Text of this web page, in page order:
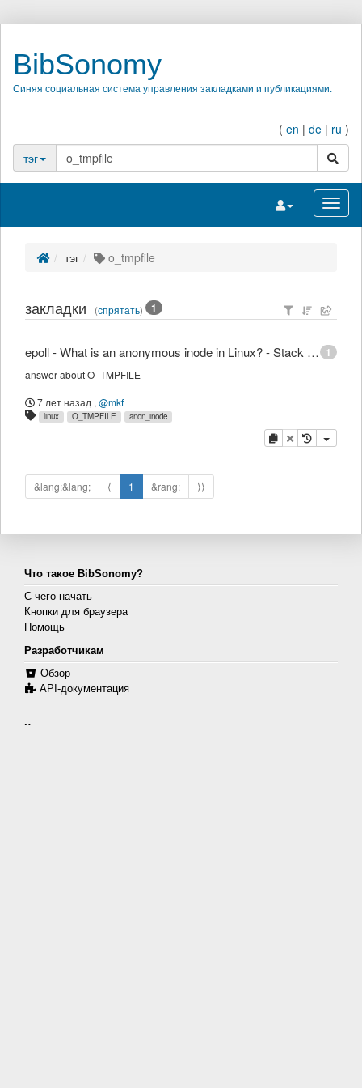
BibSonomy
Синяя социальная система управления закладками и публикациями.
( en | de | ru )
тэг
поиск
Переключить
тэг o_tmpfile
закладки (спрятать) 1
1
epoll - What is an anonymous inode in Linux? - Stack Overflow
answer about O_TMPFILE
7 лет назад , @mkf
linux O_TMPFILE anon_inode
копировать
удалить
&lang;&lang; ⟨ 1 &rang; ⟩⟩
Что такое BibSonomy?
С чего начать
Кнопки для браузера
Помощь
Разработчикам
Обзор
API-документация
Контакт и защита личных данных